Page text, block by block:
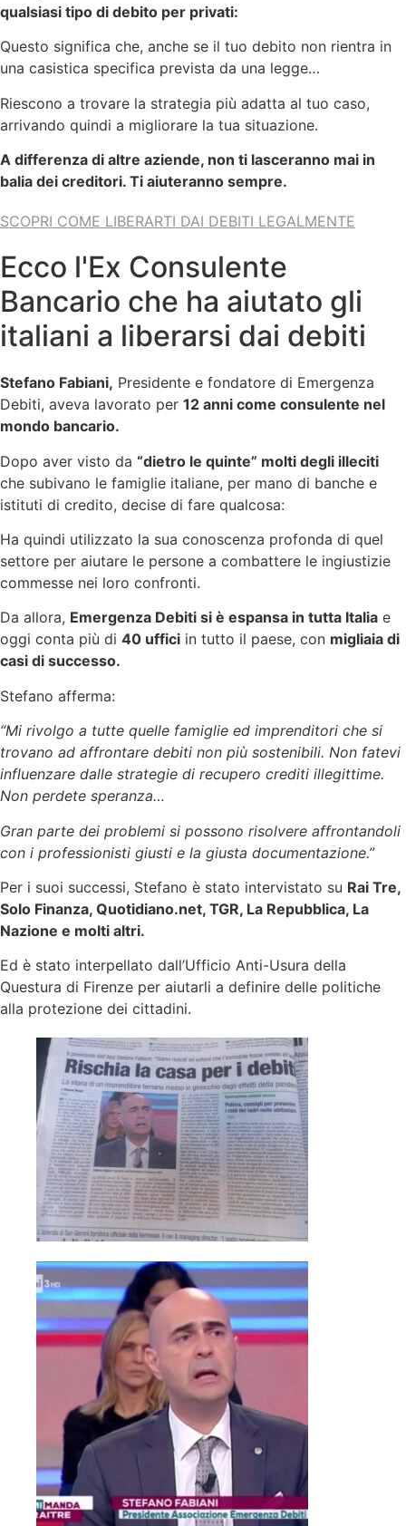
qualsiasi tipo di debito per privati:
Questo significa che, anche se il tuo debito non rientra in
una casistica specifica prevista da una legge…
Riescono a trovare la strategia più adatta al tuo caso,
arrivando quindi a migliorare la tua situazione.
A differenza di altre aziende, non ti lasceranno mai in
balia dei creditori. Ti aiuteranno sempre.
SCOPRI COME LIBERARTI DAI DEBITI LEGALMENTE
Ecco l'Ex Consulente
Bancario che ha aiutato gli
italiani a liberarsi dai debiti
Stefano Fabiani, Presidente e fondatore di Emergenza
Debiti, aveva lavorato per 12 anni come consulente nel
mondo bancario.
Dopo aver visto da “dietro le quinte” molti degli illeciti
che subivano le famiglie italiane, per mano di banche e
istituti di credito, decise di fare qualcosa:
Ha quindi utilizzato la sua conoscenza profonda di quel
settore per aiutare le persone a combattere le ingiustizie
commesse nei loro confronti.
Da allora, Emergenza Debiti si è espansa in tutta Italia e
oggi conta più di 40 uffici in tutto il paese, con migliaia di
casi di successo.
Stefano afferma:
“Mi rivolgo a tutte quelle famiglie ed imprenditori che si
trovano ad affrontare debiti non più sostenibili. Non fatevi
influenzare dalle strategie di recupero crediti illegittime.
Non perdete speranza…
Gran parte dei problemi si possono risolvere affrontandoli
con i professionisti giusti e la giusta documentazione.”
Per i suoi successi, Stefano è stato intervistato su Rai Tre,
Solo Finanza, Quotidiano.net, TGR, La Repubblica, La
Nazione e molti altri.
Ed è stato interpellato dall’Ufficio Anti-Usura della
Questura di Firenze per aiutarli a definire delle politiche
alla protezione dei cittadini.